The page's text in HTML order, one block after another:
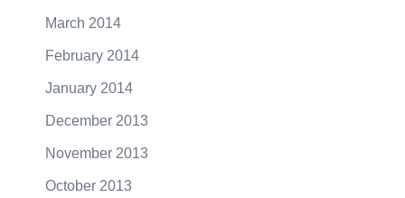
March 2014
February 2014
January 2014
December 2013
November 2013
October 2013